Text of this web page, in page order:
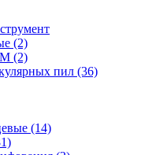
(2)
(2)
пил (36)
(14)